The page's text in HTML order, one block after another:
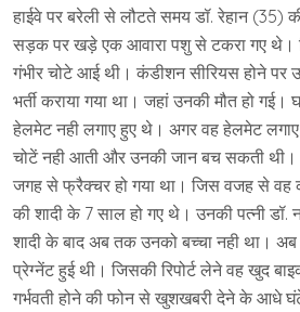
हाईवे पर बरेली से लौटते समय डॉ. रेहान (35)
सड़क पर खड़े एक आवारा पशु से टकरा गए
गंभीर चोटे आई थी। कंडीशन सीरियस होने पर
भर्ती कराया गया था। जहां उनकी मौत हो
हेलमेट नही लगाए हुए थे। अगर वह हेलमेट लगाए
चोटें नही आती और उनकी जान बच सकती थी।
जगह से फ्रैक्चर हो गया था। जिस वजह से वह
की शादी के 7 साल हो गए थे। उनकी पत्नी डॉ.
शादी के बाद अब तक उनको बच्चा नही था। अब
प्रेग्नेंट हुई थी। जिसकी रिपोर्ट लेने वह खुद
गर्भवती होने की फोन से खुशखबरी देने के आधे